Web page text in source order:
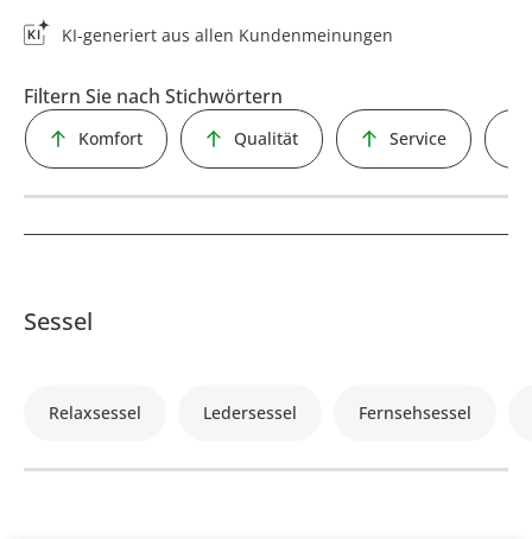
KI-generiert aus allen Kundenmeinungen
Filtern Sie nach Stichwörtern
Komfort Qualität Service
Sessel
Relaxsessel Ledersessel Fernsehsessel